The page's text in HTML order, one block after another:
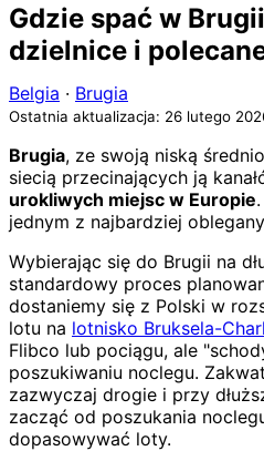
Gdzie spać w
dzielnice i
Belgia · Brugia
Ostatnia aktualizacja: 26 lutego
Brugia, ze swoją niską
siecią przecinających ją
urokliwych miejsc w Europie
jednym z najbardziej
Wybierając się do Brugii na
standardowy proces
dostaniemy się z Polski w
lotu na lotnisko Bruksela-
Flibco lub pociągu, ale
poszukiwaniu noclegu.
zazwyczaj drogie i przy
zacząć od poszukania
dopasowywać loty.